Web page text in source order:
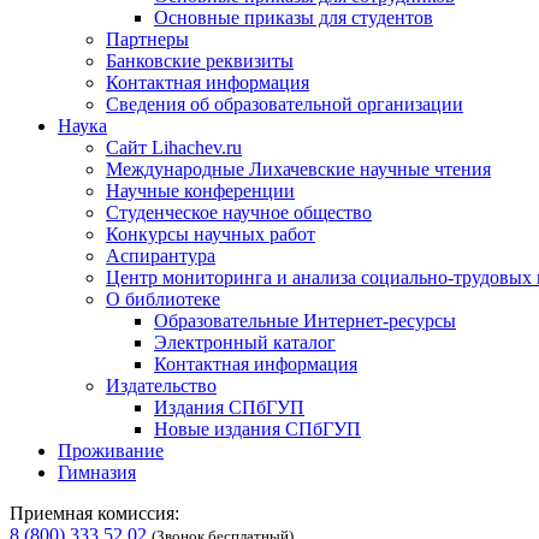
Основные приказы для студентов
Партнеры
Банковские реквизиты
Контактная информация
Сведения об образовательной организации
Наука
Сайт Lihachev.ru
Международные Лихачевские научные чтения
Научные конференции
Студенческое научное общество
Конкурсы научных работ
Аспирантура
Центр мониторинга и анализа социально-трудовых
О библиотеке
Образовательные Интернет-ресурсы
Электронный каталог
Контактная информация
Издательство
Издания СПбГУП
Новые издания СПбГУП
Проживание
Гимназия
Приемная комиссия:
8 (800) 333 52 02